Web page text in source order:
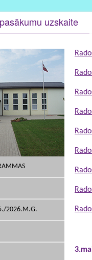
uzskaite
2026.M.G.